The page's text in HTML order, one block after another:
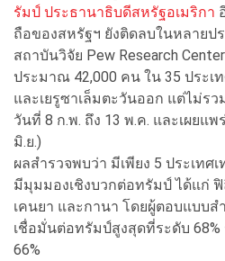
รัมป์ ประธานาธิบดีสหรัฐอเมริกา
ถือของสหรัฐฯ ยังติดลบในหลายป
สถาบันวิจัย Pew Research
ประมาณ 42,000 คน ใน 35 ประเ
และเยรูซาเล็มตะวันออก แต่ไม่ร
วันที่ 8 ก.พ. ถึง 13 พ.ค. และเผยแ
มิ.ย.)
ผลสำรวจพบว่า มีเพียง 5 ประเท
มีมุมมองเชิงบวกต่อทรัมป์ ได้แก่ ฟิ
เคนยา และกานา โดยผู้ตอบแบบ
เชื่อมั่นต่อทรัมป์สูงสุดที่ระดับ
66%